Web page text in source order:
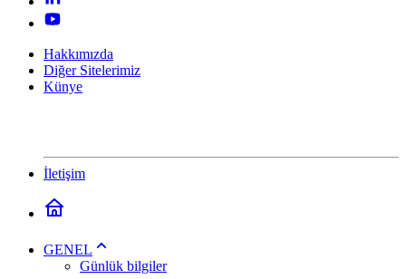
Hakkımızda
Diğer Sitelerimiz
Künye
İletişim
GENEL
Günlük bilgiler